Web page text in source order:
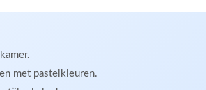
met pastelkleuren.